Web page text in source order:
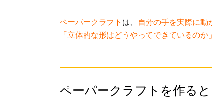
ペーパークラフト は、 自分の手を実際に
「立体的な形はどうやってできているのか」
ペーパークラフトを作る